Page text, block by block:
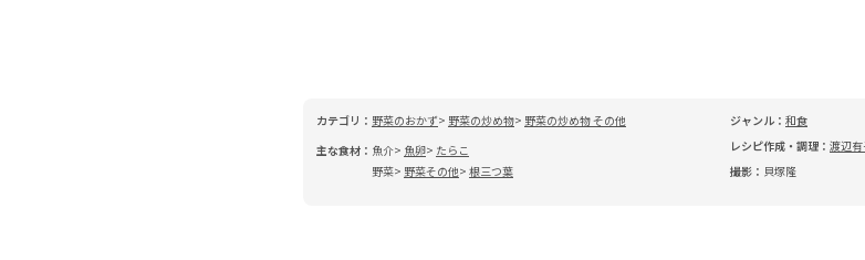
カテゴリ： 野菜のおかず 野菜の炒め物
野菜の炒め物 その他
主な食材： 魚介 魚卵
たらこ
野菜
野菜その他 根三つ葉
ジャンル： 和食
レシピ作成・調理： 渡辺
撮影： 貝塚隆